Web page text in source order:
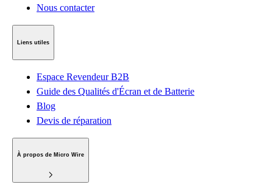
Nous contacter
Liens utiles
Espace Revendeur B2B
Guide des Qualités d'Écran et de Batterie
Blog
Devis de réparation
À propos de Micro Wire